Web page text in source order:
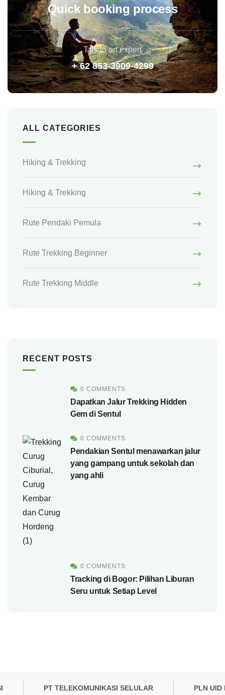
Quick booking process
Talk to an expert
+ 62 853-3909-4299
ALL CATEGORIES
Hiking & Trekking
Hiking & Trekking
Rute Pendaki Pemula
Rute Trekking Beginner
Rute Trekking Middle
RECENT POSTS
0 COMMENTS
Dapatkan Jalur Trekking Hidden
Gem di Sentul
0 COMMENTS
Pendakian Sentul menawarkan jalur
yang gampang untuk sekolah dan
yang ahli
0 COMMENTS
Tracking di Bogor: Pilihan Liburan
Seru untuk Setiap Level
PT TELEKOMUNIKASI SELULAR PLN UID